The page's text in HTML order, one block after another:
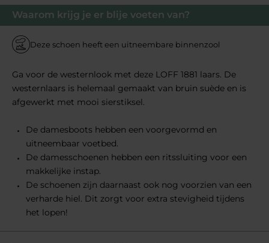
Waarom krijg je er blije voeten van?
Deze schoen heeft een uitneembare binnenzool
Ga voor de westernlook met deze LOFF 1881 laars. De
westernlaars is helemaal gemaakt van bruin suède en is
afgewerkt met mooi sierstiksel.
De damesboots hebben een voorgevormd en
uitneembaar voetbed.
De damesschoenen hebben een ritssluiting voor een
makkelijke instap.
De schoenen zijn daarnaast ook nog voorzien van een
verharde hiel. Dit zorgt voor extra stevigheid tijdens
het lopen!